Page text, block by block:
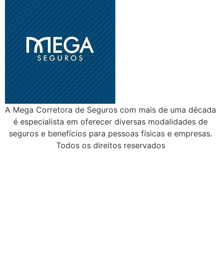
A Mega Corretora de Seguros com mais de uma década
é especialista em oferecer diversas modalidades de
seguros e benefícios para pessoas físicas e empresas.
Todos os direitos reservados